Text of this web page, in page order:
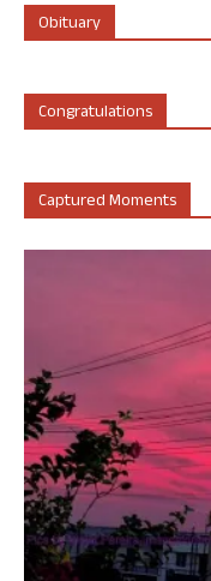
Obituary
Congratulations
Captured Moments